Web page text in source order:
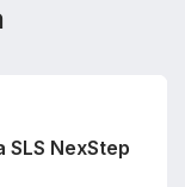
NexStep